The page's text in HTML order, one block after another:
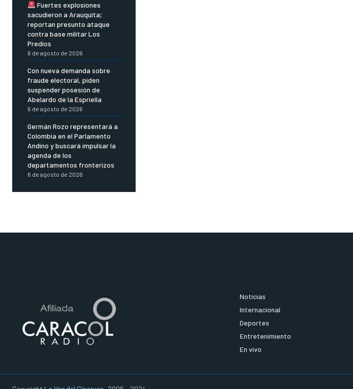
Fuertes explosiones
sacudieron a Arauquita;
reportan presunto ataque
contra base militar Los
Predios
6 de agosto de 2026
Con nueva demanda sobre
fraude electoral, piden
suspender posesión de
Abelardo de la Espriella
6 de agosto de 2026
Germán Rozo representará a
Colombia en el Parlamento
Andino y buscará impulsar la
agenda de los
departamentos fronterizos
6 de agosto de 2026
Noticias
Internacional
Deportes
Entretenimiento
En vivo